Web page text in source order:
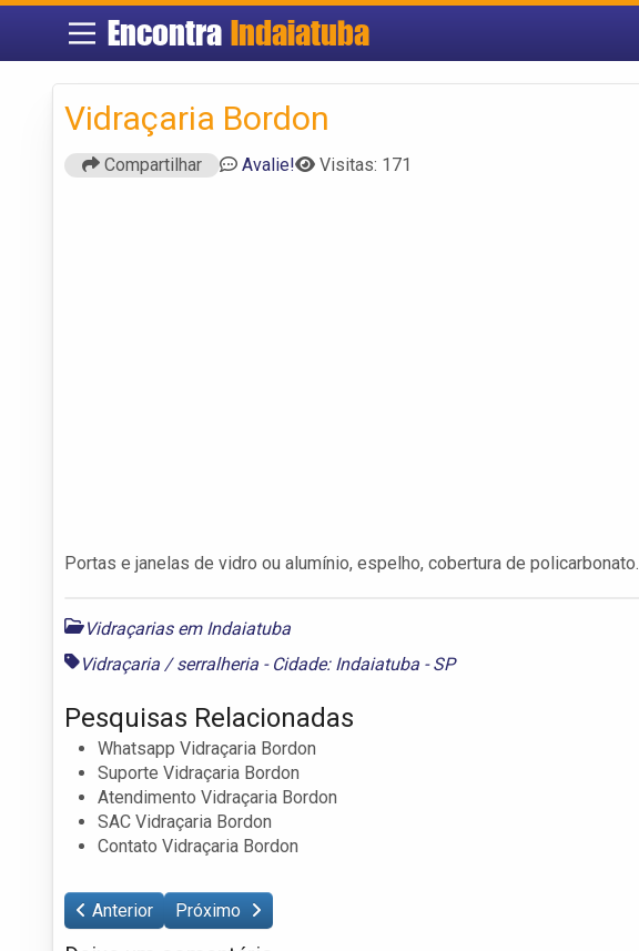
EncontraIndaiatuba
Vidraçaria Bordon
Compartilhar Avalie! Visitas: 171
Portas e janelas de vidro ou alumínio, espelho, cobertura de policarbonato.
Vidraçarias em Indaiatuba
Vidraçaria / serralheria - Cidade: Indaiatuba - SP
Pesquisas Relacionadas
Whatsapp Vidraçaria Bordon
Suporte Vidraçaria Bordon
Atendimento Vidraçaria Bordon
SAC Vidraçaria Bordon
Contato Vidraçaria Bordon
Anterior Próximo